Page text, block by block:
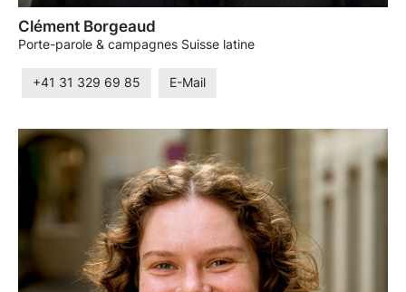
Clément Borgeaud
Porte-parole & campagnes Suisse latine
+41 31 329 69 85 E-Mail